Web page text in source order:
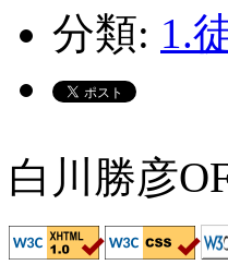
分類: 1.
白川勝彦